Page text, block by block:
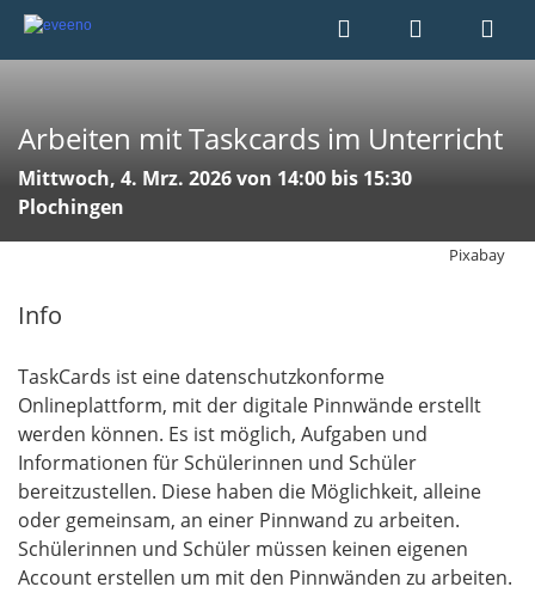
Arbeiten mit Taskcards im Unterricht
Mittwoch, 4. Mrz. 2026 von 14:00 bis 15:30
Plochingen
Pixabay
Info
TaskCards ist eine datenschutzkonforme
Onlineplattform, mit der digitale Pinnwände erstellt
werden können. Es ist möglich, Aufgaben und
Informationen für Schülerinnen und Schüler
bereitzustellen. Diese haben die Möglichkeit, alleine
oder gemeinsam, an einer Pinnwand zu arbeiten.
Schülerinnen und Schüler müssen keinen eigenen
Account erstellen um mit den Pinnwänden zu arbeiten.